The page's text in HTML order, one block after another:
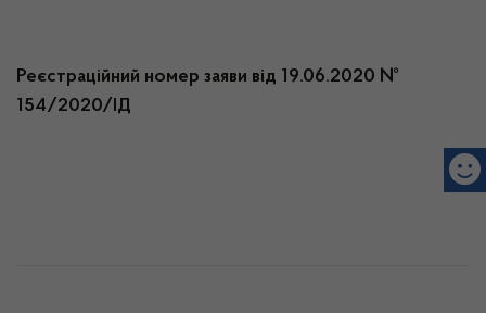
Реєстраційний номер заяви від 19.06.2020 №
154/2020/ІД